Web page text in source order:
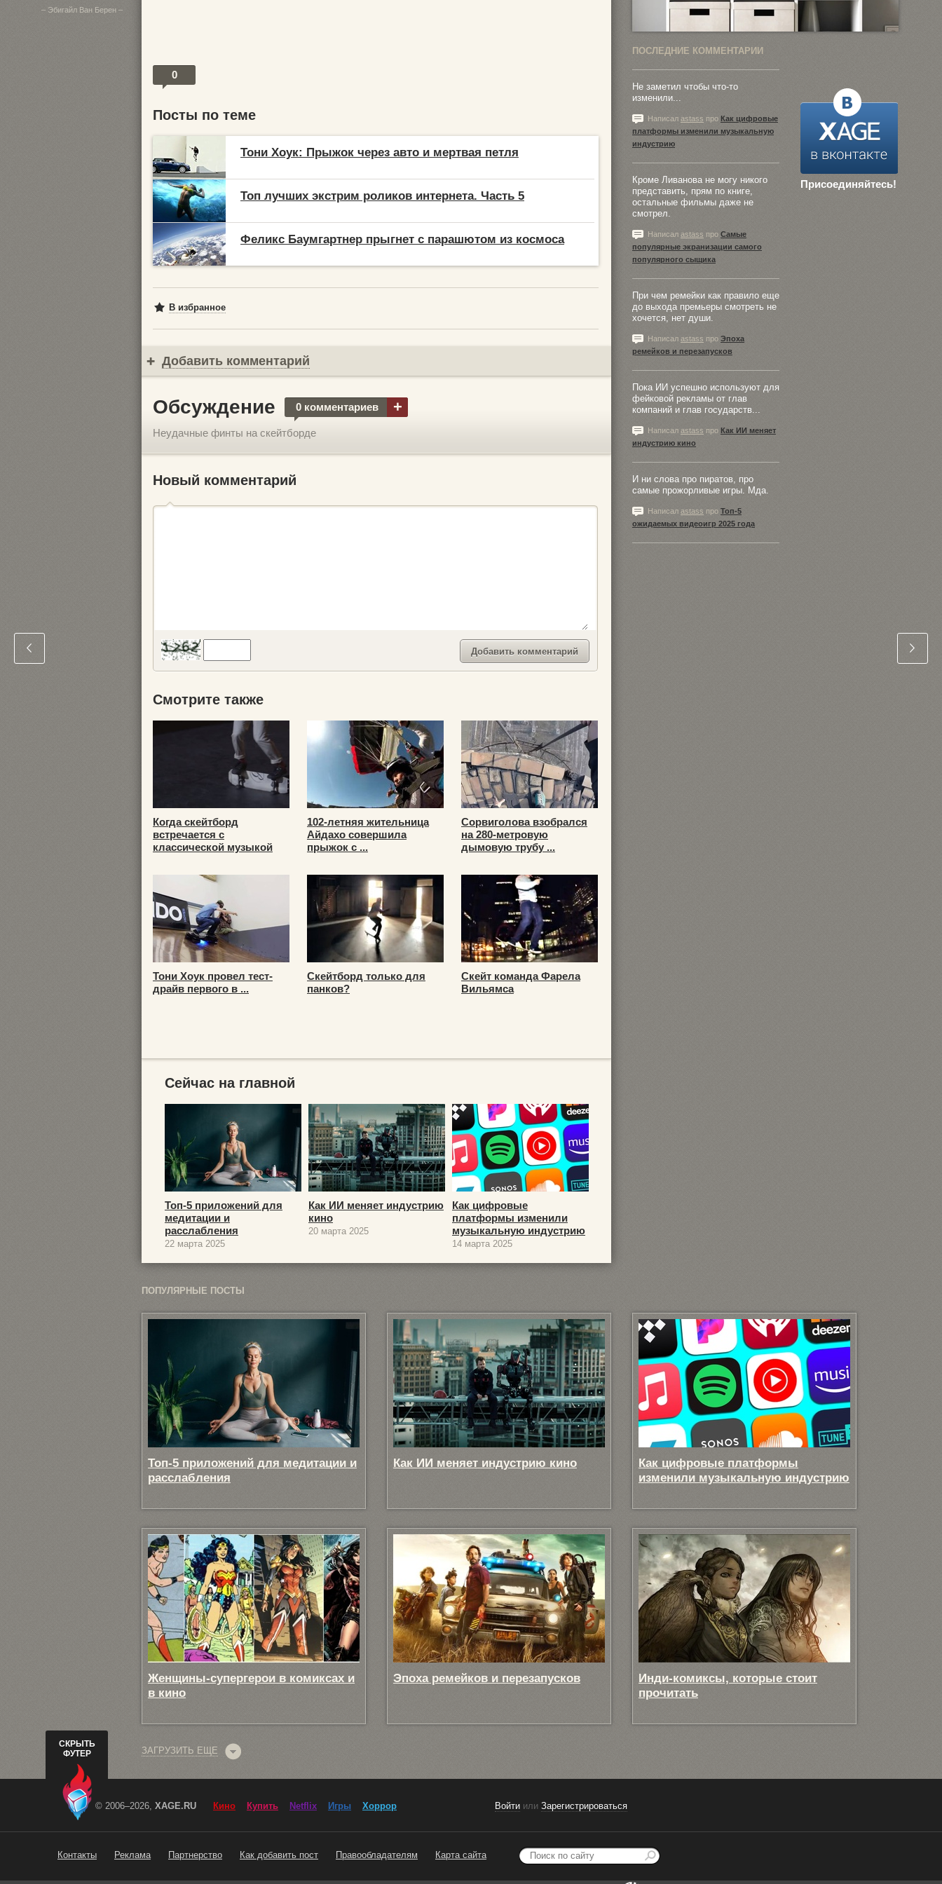
– Эбигайл Ван Берен –
0
Посты по теме
Тони Хоук: Прыжок через авто и мертвая петля
Топ лучших экстрим роликов интернета. Часть 5
Феликс Баумгартнер прыгнет с парашютом из космоса
В избранное
Добавить комментарий
Обсуждение 0 комментариев +
Неудачные финты на скейтборде
Новый комментарий
Смотрите также
Когда скейтборд
встречается с
классической музыкой
102-летняя жительница
Айдахо совершила
прыжок с ...
Сорвиголова взобрался
на 280-метровую
дымовую трубу ...
Тони Хоук провел тест-
драйв первого в ...
Скейтборд только для
панков?
Скейт команда Фарела
Вильямса
Сейчас на главной
Топ-5 приложений для
медитации и
расслабления
22 марта 2025
Как ИИ меняет индустрию
кино
20 марта 2025
Как цифровые
платформы изменили
музыкальную индустрию
14 марта 2025
ПОСЛЕДНИЕ КОММЕНТАРИИ
Присоединяйтесь!
Не заметил чтобы что-то
изменили...
Написал astass про Как цифровые
платформы изменили музыкальную
индустрию
Кроме Ливанова не могу никого
представить, прям по книге,
остальные фильмы даже не
смотрел.
Написал astass про Самые
популярные экранизации самого
популярного сыщика
При чем ремейки как правило еще
до выхода премьеры смотреть не
хочется, нет души.
Написал astass про Эпоха
ремейков и перезапусков
Пока ИИ успешно используют для
фейковой рекламы от глав
компаний и глав государств...
Написал astass про Как ИИ меняет
индустрию кино
И ни слова про пиратов, про
самые прожорливые игры. Мда.
Написал astass про Топ-5
ожидаемых видеоигр 2025 года
ПОПУЛЯРНЫЕ ПОСТЫ
Топ-5 приложений для медитации и
расслабления
Как ИИ меняет индустрию кино
Как цифровые платформы
изменили музыкальную индустрию
Женщины-супергерои в комиксах и
в кино
Эпоха ремейков и перезапусков
Инди-комиксы, которые стоит
прочитать
ЗАГРУЗИТЬ ЕЩЕ
СКРЫТЬ
ФУТЕР
© 2006–2026, XAGE.RU Кино Купить Netflix Игры Хоррор Войти или Зарегистрироваться
Контакты Реклама Партнерство Как добавить пост Правообладателям Карта сайта